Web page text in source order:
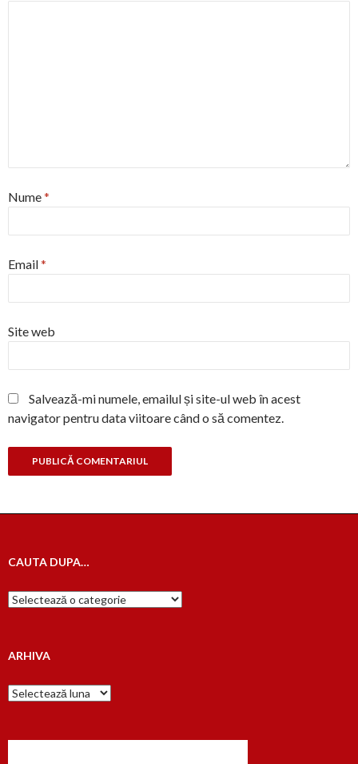
Nume*
Email*
Site web
Salvează-mi numele, emailul și site-ul web în acest
navigator pentru data viitoare când o să comentez.
CAUTA DUPA…
Cauta
dupa…
ARHIVA
Arhiva